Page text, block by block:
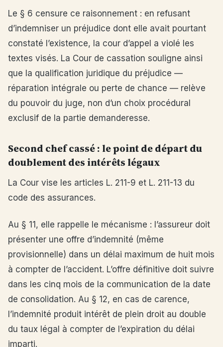
Le § 6 censure ce raisonnement : en refusant
d’indemniser un préjudice dont elle avait pourtant
constaté l’existence, la cour d’appel a violé les
textes visés. La Cour de cassation souligne ainsi
que la qualification juridique du préjudice —
réparation intégrale ou perte de chance — relève
du pouvoir du juge, non d’un choix procédural
exclusif de la partie demanderesse.
Second chef cassé : le point de départ du
doublement des intérêts légaux
La Cour vise les articles L. 211-9 et L. 211-13 du
code des assurances.
Au § 11, elle rappelle le mécanisme : l’assureur doit
présenter une offre d’indemnité (même
provisionnelle) dans un délai maximum de huit mois
à compter de l’accident. L’offre définitive doit suivre
dans les cinq mois de la communication de la date
de consolidation. Au § 12, en cas de carence,
l’indemnité produit intérêt de plein droit au double
du taux légal à compter de l’expiration du délai
imparti.